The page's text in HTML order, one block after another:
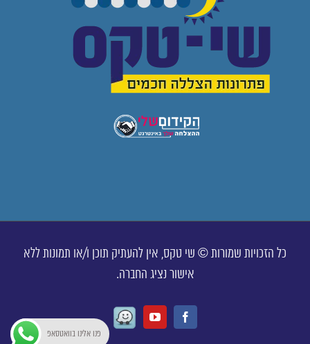
כל הזכויות שמורות © שי טקס, אין להעתיק תוכן ו/או תמונות ללא
אישור נציג החברה.
Facebook
Youtube
Waze
פנו אלינו בוואטסאפ